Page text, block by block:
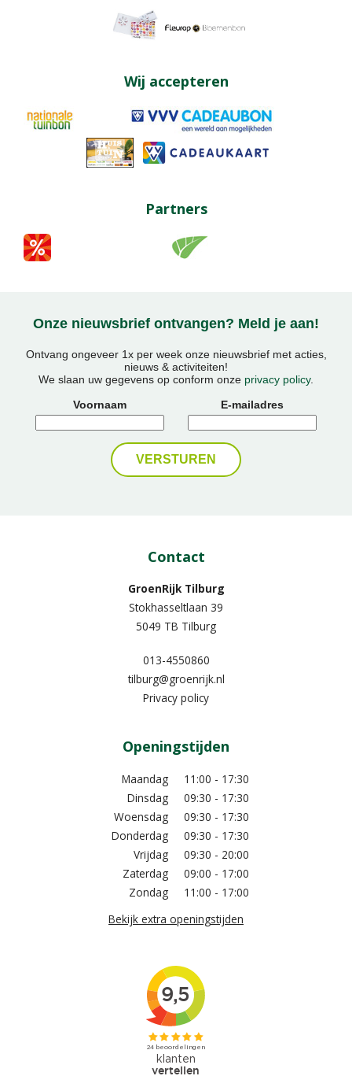
Wij accepteren
Partners
Onze nieuwsbrief ontvangen? Meld je aan!
Ontvang ongeveer 1x per week onze nieuwsbrief met acties,
nieuws & activiteiten!
We slaan uw gegevens op conform onze privacy policy.
Voornaam
E-mailadres
Contact
GroenRijk Tilburg
Stokhasseltlaan 39
5049 TB Tilburg
013-4550860
tilburg@groenrijk.nl
Privacy policy
Openingstijden
Maandag
11:00 - 17:30
Dinsdag
09:30 - 17:30
Woensdag
09:30 - 17:30
Donderdag
09:30 - 17:30
Vrijdag
09:30 - 20:00
Zaterdag
09:00 - 17:00
Zondag
11:00 - 17:00
Bekijk extra openingstijden